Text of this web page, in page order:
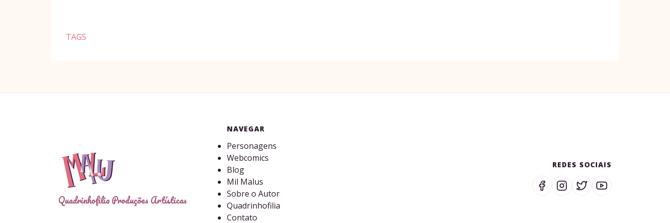
TAGS
Quadrinhofilia Produções Artísticas
NAVEGAR
Personagens
Webcomics
Blog
Mil Malus
Sobre o Autor
Quadrinhofilia
Contato
REDES SOCIAIS